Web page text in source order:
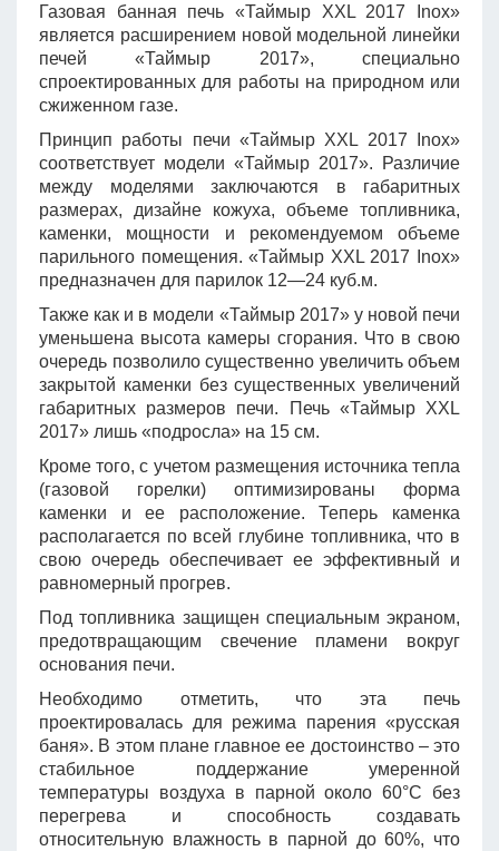
Газовая банная печь «Таймыр XXL 2017 Inox»
является расширением новой модельной линейки
печей «Таймыр 2017», специально
спроектированных для работы на природном или
сжиженном газе.
Принцип работы печи «Таймыр XXL 2017 Inox»
соответствует модели «Таймыр 2017». Различие
между моделями заключаются в габаритных
размерах, дизайне кожуха, объеме топливника,
каменки, мощности и рекомендуемом объеме
парильного помещения. «Таймыр XXL 2017 Inox»
предназначен для парилок 12—24 куб.м.
Также как и в модели «Таймыр 2017» у новой печи
уменьшена высота камеры сгорания. Что в свою
очередь позволило существенно увеличить объем
закрытой каменки без существенных увеличений
габаритных размеров печи. Печь «Таймыр XXL
2017» лишь «подросла» на 15 см.
Кроме того, с учетом размещения источника тепла
(газовой горелки) оптимизированы форма
каменки и ее расположение. Теперь каменка
располагается по всей глубине топливника, что в
свою очередь обеспечивает ее эффективный и
равномерный прогрев.
Под топливника защищен специальным экраном,
предотвращающим свечение пламени вокруг
основания печи.
Необходимо отметить, что эта печь
проектировалась для режима парения «русская
баня». В этом плане главное ее достоинство – это
стабильное поддержание умеренной
температуры воздуха в парной около 60°C без
перегрева и способность создавать
относительную влажность в парной до 60%, что